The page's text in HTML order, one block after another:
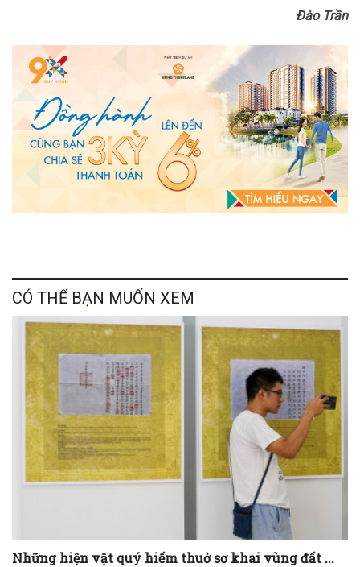
Đào Trần
CÓ THỂ BẠN MUỐN XEM
Những hiện vật quý hiếm thuở sơ khai vùng đất ...